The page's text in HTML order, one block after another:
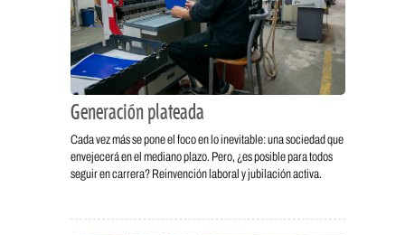
Generación plateada
Cada vez más se pone el foco en lo inevitable: una sociedad que
envejecerá en el mediano plazo. Pero, ¿es posible para todos
seguir en carrera? Reinvención laboral y jubilación activa.